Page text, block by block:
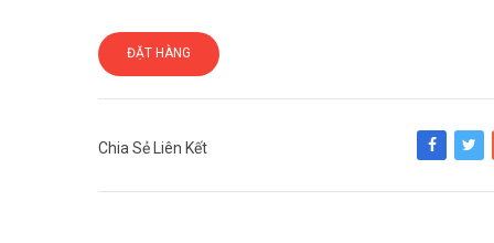
ĐẶT HÀNG
Chia Sẻ Liên Kết
Share Tweet